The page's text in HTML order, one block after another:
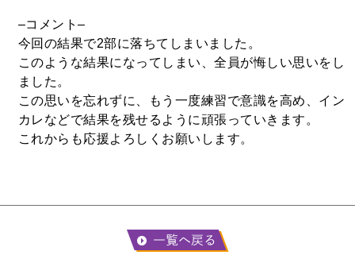
–コメント–
今回の結果で2部に落ちてしまいました。
このような結果になってしまい、全員が悔しい思いをし
ました。
この思いを忘れずに、もう一度練習で意識を高め、イン
カレなどで結果を残せるように頑張っていきます。
これからも応援よろしくお願いします。